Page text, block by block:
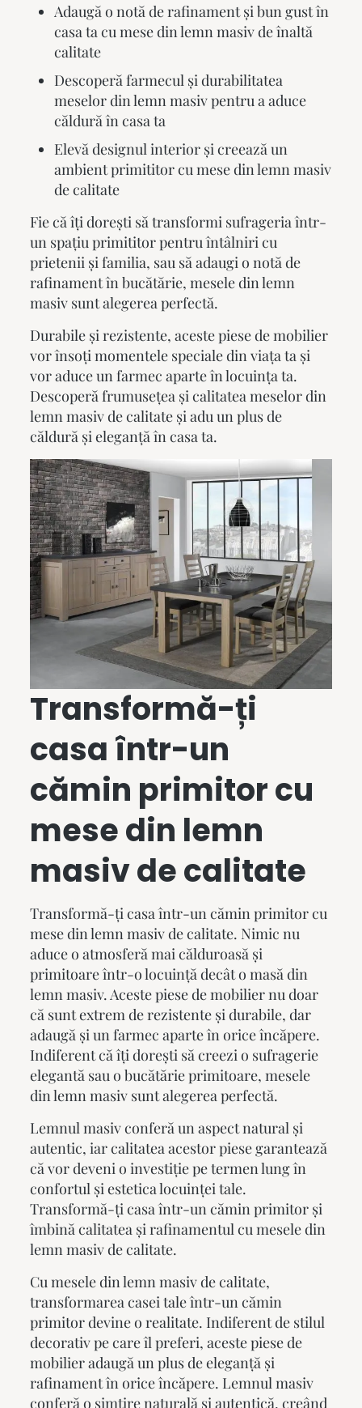
Adaugă o notă de rafinament și bun gust în
casa ta cu mese din lemn masiv de înaltă
calitate
Descoperă farmecul și durabilitatea
meselor din lemn masiv pentru a aduce
căldură în casa ta
Elevă designul interior și creează un
ambient primititor cu mese din lemn masiv
de calitate
Fie că îți dorești să transformi sufrageria într-
un spațiu primititor pentru întâlniri cu
prietenii și familia, sau să adaugi o notă de
rafinament în bucătărie, mesele din lemn
masivsunt alegerea perfectă.
Durabile și rezistente, aceste piese de mobilier
vor însoți momentele speciale din viața ta și
vor aduce un farmec aparte în locuința ta.
Descoperă frumusețea și calitatea meselor din
lemn masivde calitate și adu un plus de
căldură și eleganță în casa ta.
Transformă-ți
casa într-un
cămin primitor cu
mese din lemn
masivde calitate
Transformă-ți casa într-un cămin primitor cu
mese din lemn masivde calitate. Nimic nu
aduce o atmosferă mai călduroasă și
primitoare într-o locuință decât o masă din
lemn masiv. Aceste piese de mobilier nu doar
că sunt extrem de rezistente și durabile, dar
adaugă și un farmec aparte în orice încăpere.
Indiferent că îți dorești să creezi o sufragerie
elegantă sau o bucătărie primitoare, mesele
din lemn masivsunt alegerea perfectă.
Lemnul masiv conferă un aspect natural și
autentic, iar calitatea acestor piese garantează
că vor deveni o investiție pe termen lung în
confortul și estetica locuinței tale.
Transformă-ți casa într-un cămin primitor și
îmbină calitatea și rafinamentul cumesele din
lemn masivde calitate.
Cumesele din lemn masivde calitate,
transformarea casei tale într-un cămin
primitor devine o realitate. Indiferent de stilul
decorativ pe care îl preferi, aceste piese de
mobilier adaugă un plus de eleganță și
rafinament în orice încăpere. Lemnul masiv
conferă o simțire naturală și autentică, creând